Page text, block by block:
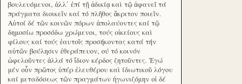
βουλευόμενοι, ἀλλ᾽ ἐπί τῇ ἀδικίᾳ καὶ τῷ ἀφανεῖ τά
πράγματα διοικεῖν καί τό πλῆθος ἄκριτον ποιεῖν.
Αὐτοί δέ τῶν κοινῶν πόρων ἀπολαύοντες καί τῷ
δημοσίω προσόδω χρώμενοι, τούς οἰκείους καὶ
φίλους καί τούς ἑαυτοῖς προσήκοντας κατά τήν
αὑτῶν βούλησιν ἐθεράπευον, ού τό κοινόν
ὠφελοῦντες ἀλλά τό ἴδιον κέρδος ζητοῦντες. Ἐγώ
μέν οὖν πρῶτος ὑπέρ ἐλευθέρου καὶ ίδιωτικοῦ λόγου
καί μεταδόσεως τῶν πραγμάτων ἠγωνιζόμην οἱ δέ